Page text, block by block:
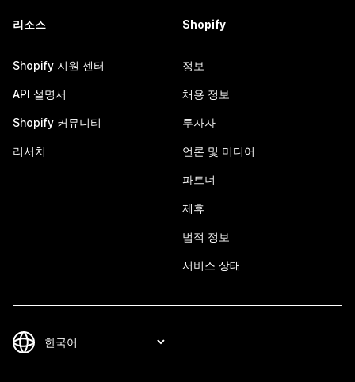
리소스
Shopify 지원 센터
API 설명서
Shopify 커뮤니티
리서치
Shopify
정보
채용 정보
투자자
언론 및 미디어
파트너
제휴
법적 정보
서비스 상태